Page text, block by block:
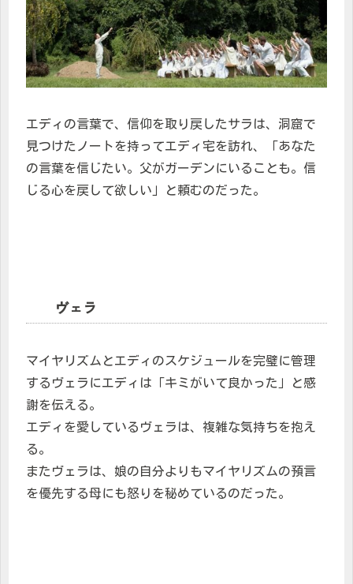
エディの言葉で、信仰を取り戻したサラは、洞窟で
見つけたノートを持ってエディ宅を訪れ、「あなた
の言葉を信じたい。父がガーデンにいることも。信
じる心を戻して欲しい」と頼むのだった。
ヴェラ
マイヤリズムとエディのスケジュールを完璧に管理
するヴェラにエディは「キミがいて良かった」と感
謝を伝える。
エディを愛しているヴェラは、複雑な気持ちを抱え
る。
またヴェラは、娘の自分よりもマイヤリズムの預言
を優先する母にも怒りを秘めているのだった。